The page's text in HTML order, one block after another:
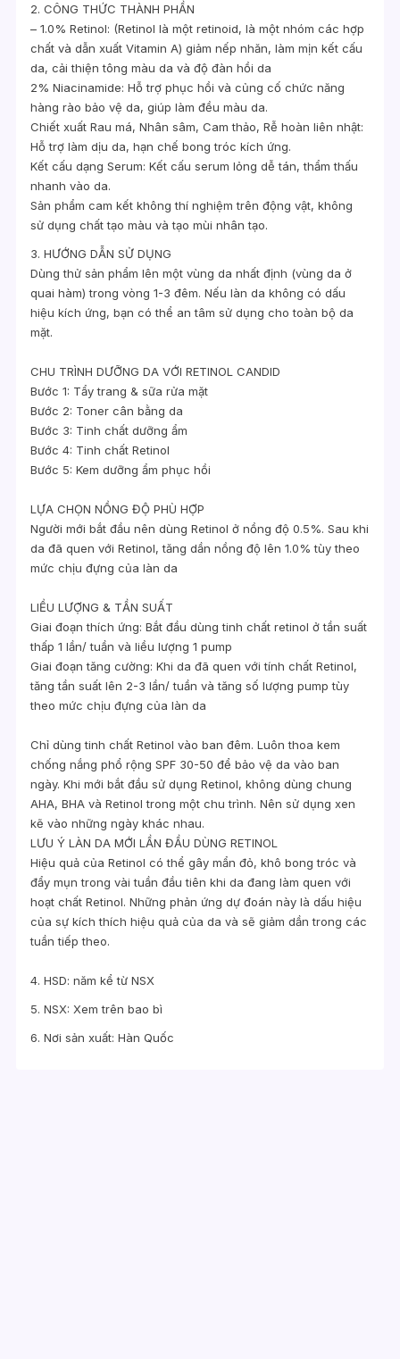
2. CÔNG THỨC THÀNH PHẦN
– 1.0% Retinol: (Retinol là một retinoid, là một nhóm các hợp
chất và dẫn xuất Vitamin A) giảm nếp nhăn, làm mịn kết cấu
da, cải thiện tông màu da và độ đàn hồi da
2% Niacinamide: Hỗ trợ phục hồi và củng cố chức năng
hàng rào bảo vệ da, giúp làm đều màu da.
Chiết xuất Rau má, Nhân sâm, Cam thảo, Rễ hoàn liên nhật:
Hỗ trợ làm dịu da, hạn chế bong tróc kích ứng.
Kết cấu dạng Serum: Kết cấu serum lỏng dễ tán, thẩm thấu
nhanh vào da.
Sản phẩm cam kết không thí nghiệm trên động vật, không
sử dụng chất tạo màu và tạo mùi nhân tạo.
3. HƯỚNG DẪN SỬ DỤNG
Dùng thử sản phẩm lên một vùng da nhất định (vùng da ở
quai hàm) trong vòng 1-3 đêm. Nếu làn da không có dấu
hiệu kích ứng, bạn có thể an tâm sử dụng cho toàn bộ da
mặt.
CHU TRÌNH DƯỠNG DA VỚI RETINOL CANDID
Bước 1: Tẩy trang & sữa rửa mặt
Bước 2: Toner cân bằng da
Bước 3: Tinh chất dưỡng ẩm
Bước 4: Tinh chất Retinol
Bước 5: Kem dưỡng ẩm phục hồi
LỰA CHỌN NỒNG ĐỘ PHÙ HỢP
Người mới bắt đầu nên dùng Retinol ở nồng độ 0.5%. Sau khi
da đã quen với Retinol, tăng dần nồng độ lên 1.0% tùy theo
mức chịu đựng của làn da
LIỀU LƯỢNG & TẦN SUẤT
Giai đoạn thích ứng: Bắt đầu dùng tinh chất retinol ở tần suất
thấp 1 lần/ tuần và liều lượng 1 pump
Giai đoạn tăng cường: Khi da đã quen với tính chất Retinol,
tăng tần suất lên 2-3 lần/ tuần và tăng số lượng pump tùy
theo mức chịu đựng của làn da
Chỉ dùng tinh chất Retinol vào ban đêm. Luôn thoa kem
chống nắng phổ rộng SPF 30-50 để bảo vệ da vào ban
ngày. Khi mới bắt đầu sử dụng Retinol, không dùng chung
AHA, BHA và Retinol trong một chu trình. Nên sử dụng xen
kẽ vào những ngày khác nhau.
LƯU Ý LÀN DA MỚI LẦN ĐẦU DÙNG RETINOL
Hiệu quả của Retinol có thể gây mẩn đỏ, khô bong tróc và
đẩy mụn trong vài tuần đầu tiên khi da đang làm quen với
hoạt chất Retinol. Những phản ứng dự đoán này là dấu hiệu
của sự kích thích hiệu quả của da và sẽ giảm dần trong các
tuần tiếp theo.
4. HSD: năm kể từ NSX
5. NSX: Xem trên bao bì
6. Nơi sản xuất: Hàn Quốc